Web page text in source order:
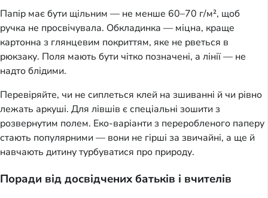
Папір має бути щільним — не менше 60–70 г/м², щоб
ручка не просвічувала. Обкладинка — міцна, краще
картонна з глянцевим покриттям, яке не рветься в
рюкзаку. Поля мають бути чітко позначені, а лінії — не
надто блідими.
Перевіряйте, чи не сиплеться клей на зшиванні й чи рівно
лежать аркуші. Для лівшів є спеціальні зошити з
розвернутим полем. Еко-варіанти з переробленого паперу
стають популярними — вони не гірші за звичайні, а ще й
навчають дитину турбуватися про природу.
Поради від досвідчених батьків і вчителів